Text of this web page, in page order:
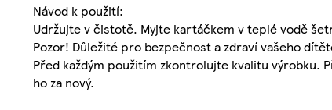
Návod k použití:
Udržujte v čistotě. Myjte kartáčkem v teplé vodě
Pozor! Důležité pro bezpečnost a zdraví vašeho
Před každým použitím zkontrolujte kvalitu výrobku.
ho za nový.